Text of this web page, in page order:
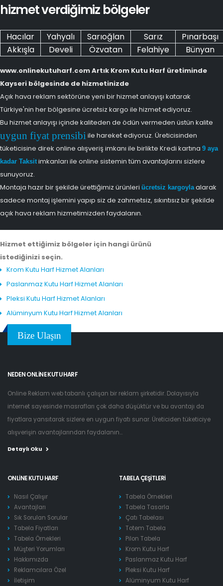
hizmet verdiğimiz bölgeler
Hacılar Yahyalı Sarıoğlan Sarız
Pınarbaşı
Akkışla
Develi Özvatan Felahiye Bünyan
www.onlinekutuharf.com Artık Krom Kutu Harf üretiminde
Kayseri bölgesinde de hizmetinizde
Açık hava reklam sektörüne yeni bir hizmet anlayışı katarak
Türkiye'nin her bölgesine ücretsiz kargo ile hizmet ediyoruz.
Bu hizmet anlayışı içinde kaliteden de ödün vermeden üstün kalite
uygun fiyat prensibi ile hareket ediyoruz. Üreticisinden
tüketicisine direk online alışveriş imkanı ile birlikte Kredi kartına 9 aya
kadar Taksitimkanları ile online sistemin tüm avantajlarını sizlere
sunuyoruz.
Montaja hazır bir şekilde ürettiğimiz ürünleri ücretsiz kargoylaalarak
sadece montaj işlemini yapıp siz de zahmetsiz, sıkıntısız bir şekilde
açık hava reklam hizmetimizden faydalanın.
Hizmet ettiğimiz bölgeler için hangi ürünü
istediğinizi seçin.
Krom Kutu Harf Hizmet Alanları
Paslanmaz Kutu Harf Hizmet Alanları
Pleksi Kutu Harf Hizmet Alanları
Alüminyum Kutu Harf Hizmet Alanları
Bize Ulaşın
NEDEN ONLINE KUTU HARF
Online Reklam web tabanlı çalışan bir reklam şirketidir. Dolayısıyla
internet sayesinde masrafları çok daha düşüktür ve bu avantajı da
fiyatlara yansıtarak sizlere en uygun fiyatı sunar. Üreticiden tüketiciye
alışverişin avantajlarından faydalanın...
Detaylı Oku
ONLINE KUTU HARF
Nasıl Çalışır
Avantajları
Sık Sorulan Sorular
Tabela Fiyatları
Tabela Örnekleri
Müşteri Yorumları
Hakkımızda
Reklamcılara Özel
İletişim
TABELA ÇEŞITLERI
Tabela Örnekleri
Tabela Tasarla
Çatı Tabelası
Totem Tabela
Pilon Tabela
Krom Kutu Harf
Paslanmaz Kutu Harf
Pleksi Kutu Harf
Alüminyum Kutu Harf